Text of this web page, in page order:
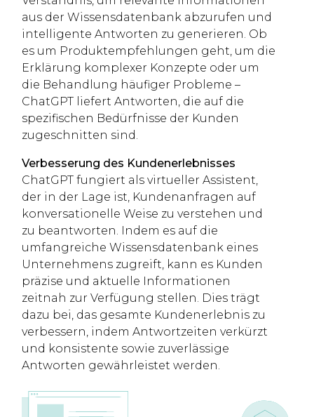
aus der Wissensdatenbank abzurufen und
intelligente Antworten zu generieren. Ob
es um Produktempfehlungen geht, um die
Erklärung komplexer Konzepte oder um
die Behandlung häufiger Probleme –
ChatGPT liefert Antworten, die auf die
spezifischen Bedürfnisse der Kunden
zugeschnitten sind.
Verbesserung des Kundenerlebnisses
ChatGPT fungiert als virtueller Assistent,
der in der Lage ist, Kundenanfragen auf
konversationelle Weise zu verstehen und
zu beantworten. Indem es auf die
umfangreiche Wissensdatenbank eines
Unternehmens zugreift, kann es Kunden
präzise und aktuelle Informationen
zeitnah zur Verfügung stellen. Dies trägt
dazu bei, das gesamte Kundenerlebnis zu
verbessern, indem Antwortzeiten verkürzt
und konsistente sowie zuverlässige
Antworten gewährleistet werden.